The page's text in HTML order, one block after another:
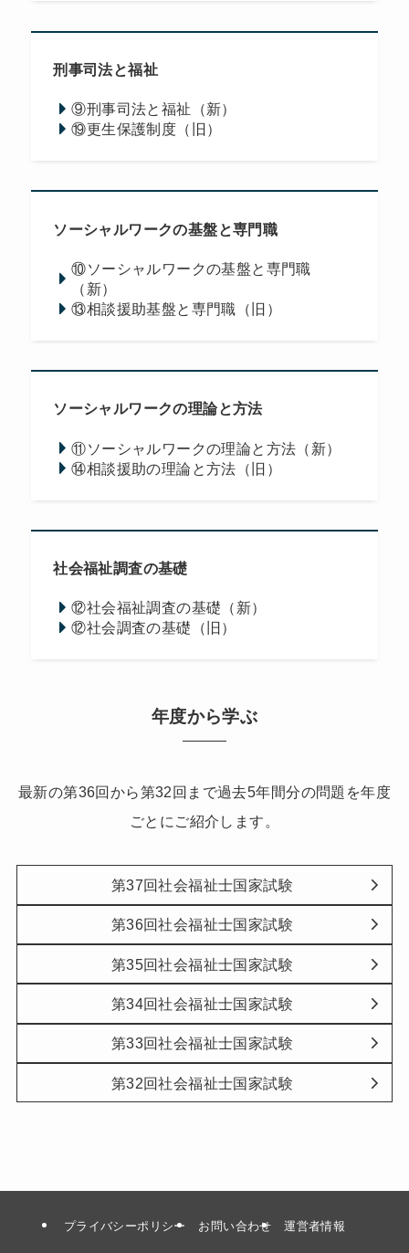
刑事司法と福祉
⑨刑事司法と福祉（新）
⑲更生保護制度（旧）
ソーシャルワークの基盤と専門職
⑩ソーシャルワークの基盤と専門職
（新）
⑬相談援助基盤と専門職（旧）
ソーシャルワークの理論と方法
⑪ソーシャルワークの理論と方法（新）
⑭相談援助の理論と方法（旧）
社会福祉調査の基礎
⑫社会福祉調査の基礎（新）
⑫社会調査の基礎（旧）
年度から学ぶ
最新の第36回から第32回まで過去5年間分の問題を年度
ごとにご紹介します。
第37回社会福祉士国家試験
第36回社会福祉士国家試験
第35回社会福祉士国家試験
第34回社会福祉士国家試験
第33回社会福祉士国家試験
第32回社会福祉士国家試験
プライバシーポリシー お問い合わせ 運営者情報